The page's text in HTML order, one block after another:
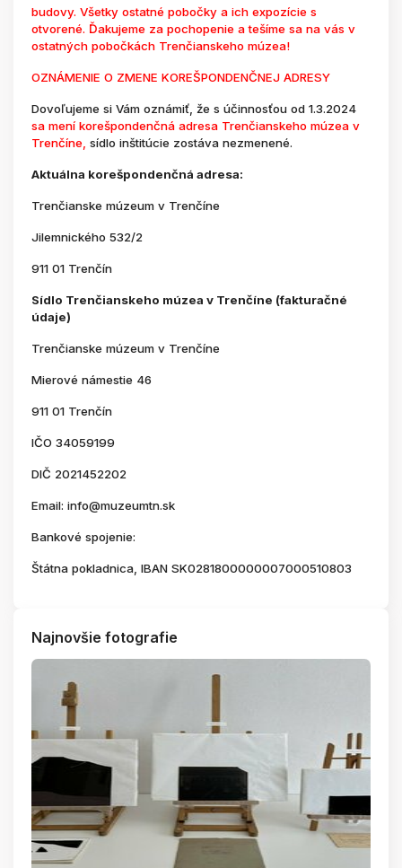
budovy. Všetky ostatné pobočky a ich expozície s
otvorené. Ďakujeme za pochopenie a tešíme sa na vás v
ostatných pobočkách Trenčianskeho múzea!
OZNÁMENIE O ZMENE KOREŠPONDENČNEJ ADRESY
Dovoľujeme si Vám oznámiť, že s účinnosťou od 1.3.2024
sa mení korešpondenčná adresa Trenčianskeho múzea v
Trenčíne, sídlo inštitúcie zostáva nezmenené.
Aktuálna korešpondenčná adresa:
Trenčianske múzeum v Trenčíne
Jilemnického 532/2
911 01 Trenčín
Sídlo Trenčianskeho múzea v Trenčíne (fakturačné
údaje)
Trenčianske múzeum v Trenčíne
Mierové námestie 46
911 01 Trenčín
IČO 34059199
DIČ 2021452202
Email: info@muzeumtn.sk
Bankové spojenie:
Štátna pokladnica, IBAN SK0281800000007000510803
Najnovšie fotografie